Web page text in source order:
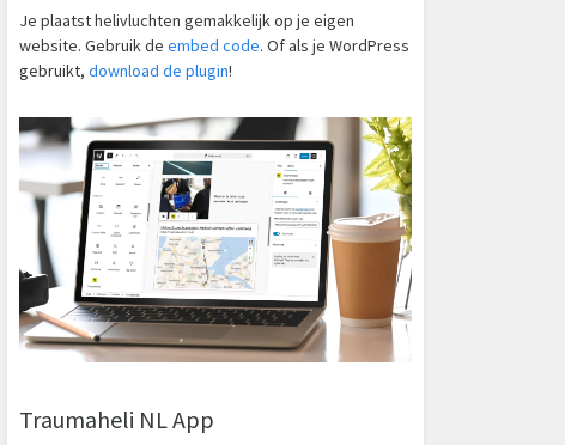
Je plaatst helivluchten gemakkelijk op je eigen
website. Gebruik de embed code. Of als je WordPress
gebruikt, download de plugin!
Traumaheli NL App